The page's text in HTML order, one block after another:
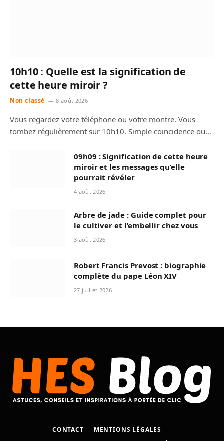
10h10 : Quelle est la signification de
cette heure miroir ?
Non classé 8 août 2026
Vous regardez votre téléphone ou votre montre. Vous
tombez régulièrement sur 10h10. Simple coïncidence ou…
09h09 : Signification de cette heure
miroir et les messages qu’elle
pourrait révéler
4 août 2026
Arbre de jade : Guide complet pour
le cultiver et l’embellir chez vous
3 août 2026
Robert Francis Prevost : biographie
complète du pape Léon XIV
27 juillet 2026
CONTACT
MENTIONS LÉGALES